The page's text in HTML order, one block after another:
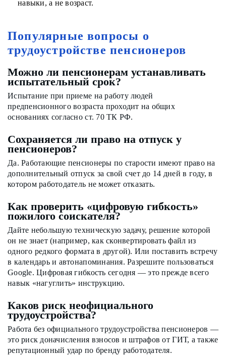
навыки, а не возраст.
Популярные вопросы о
трудоустройстве пенсионеров
Можно ли пенсионерам устанавливать
испытательный срок?
Испытание при приеме на работу людей
предпенсионного возраста проходит на общих
основаниях согласно ст. 70 ТК РФ.
Сохраняется ли право на отпуск у
пенсионеров?
Да. Работающие пенсионеры по старости имеют право на
дополнительный отпуск за свой счет до 14 дней в году, в
котором работодатель не может отказать.
Как проверить «цифровую гибкость»
пожилого соискателя?
Дайте небольшую техническую задачу, решение которой
он не знает (например, как сконвертировать файл из
одного редкого формата в другой). Или поставить встречу
в календарь и автонапоминания. Разрешите пользоваться
Google. Цифровая гибкость сегодня — это прежде всего
навык «нагуглить» инструкцию.
Каков риск неофициального
трудоустройства?
Работа без официального трудоустройства пенсионеров —
это риск доначисления взносов и штрафов от ГИТ, а также
репутационный удар по бренду работодателя.